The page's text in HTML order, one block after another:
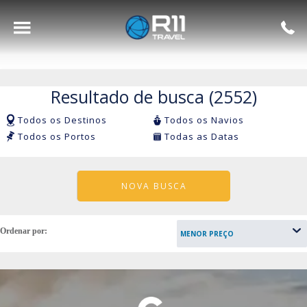
Voltar para o Menu
Royal Caribbean
Silversea
Resultado de busca (2552)
Todos os Destinos
Todos os Navios
Todos os Portos
Todas as Datas
Ordenar por:
NOVA BUSCA